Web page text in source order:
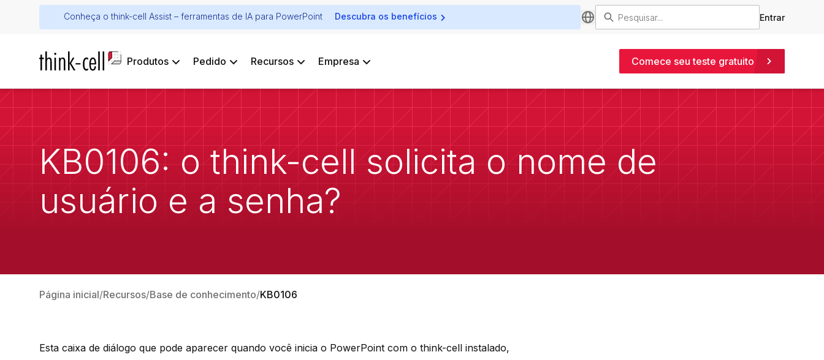
Conheça o think-cell Assist – ferramentas de IA para PowerPoint Descubra os benefícios Entrar
Produtos Pedido Recursos Empresa Comece seu teste gratuito
KB0106: o think-cell solicita o nome de
usuário e a senha?
Página inicial Recursos Base de conhecimento KB0106
Esta caixa de diálogo que pode aparecer quando você inicia o PowerPoint com o think-cell instalado,